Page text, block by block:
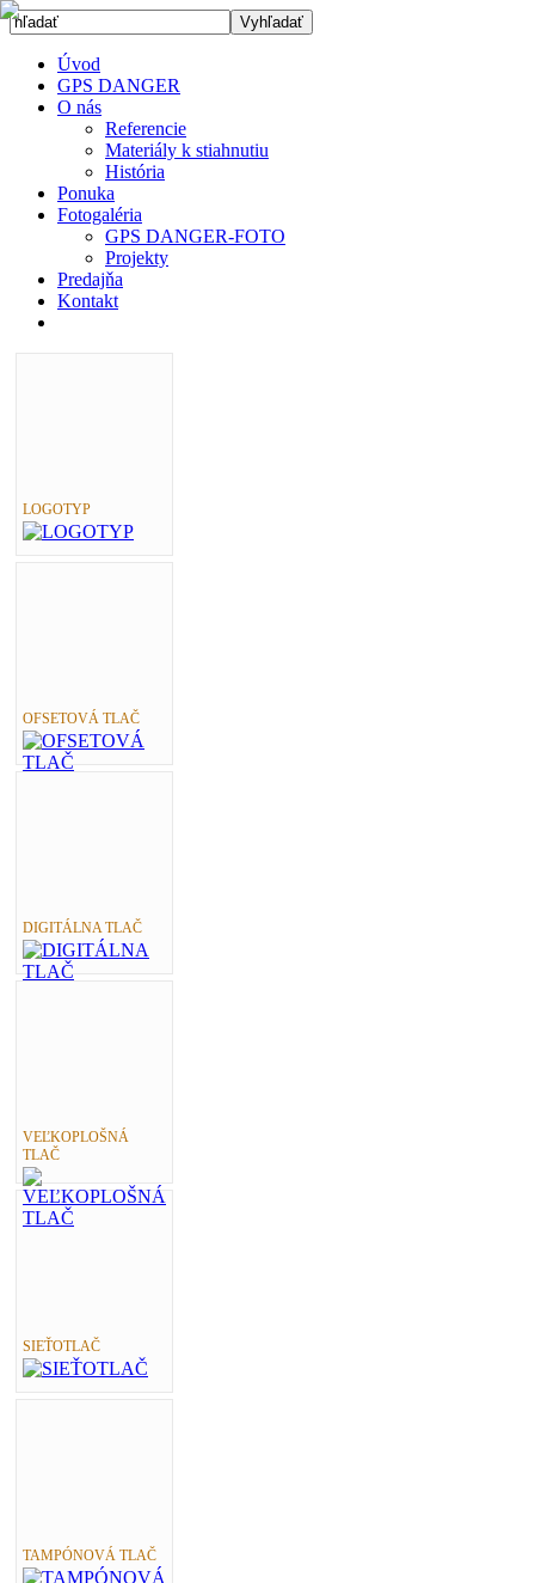
Úvod
GPS DANGER
O nás
Referencie
Materiály k stiahnutiu
História
Ponuka
Fotogaléria
GPS DANGER-FOTO
Projekty
Predajňa
Kontakt
LOGOTYP
OFSETOVÁ TLAČ
DIGITÁLNA TLAČ
VEĽKOPLOŠNÁ
TLAČ
SIEŤOTLAČ
TAMPÓNOVÁ TLAČ